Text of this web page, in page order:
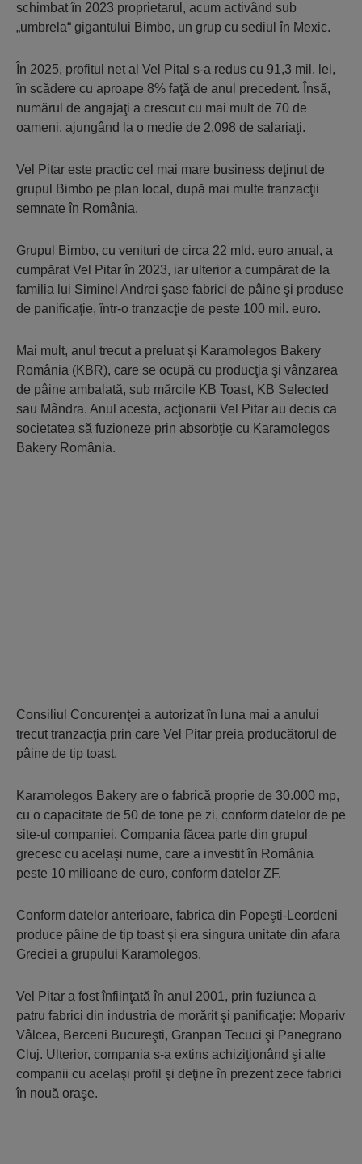
schimbat în 2023 proprietarul, acum activând sub
„umbrela“ gigantului Bimbo, un grup cu sediul în Mexic.
În 2025, profitul net al Vel Pital s-a redus cu 91,3 mil. lei,
în scădere cu aproape 8% faţă de anul precedent. Însă,
numărul de angajaţi a crescut cu mai mult de 70 de
oameni, ajungând la o medie de 2.098 de salariaţi.
Vel Pitar este practic cel mai mare business deţinut de
grupul Bimbo pe plan local, după mai multe tranzacţii
semnate în România.
Grupul Bimbo, cu venituri de circa 22 mld. euro anual, a
cumpărat Vel Pitar în 2023, iar ulterior a cumpărat de la
familia lui Siminel Andrei şase fabrici de pâine şi produse
de panificaţie, într-o tranzacţie de peste 100 mil. euro.
Mai mult, anul trecut a preluat şi Karamolegos Bakery
România (KBR), care se ocupă cu producţia şi vânzarea
de pâine ambalată, sub mărcile KB Toast, KB Selected
sau Mândra. Anul acesta, acţionarii Vel Pitar au decis ca
societatea să fuzioneze prin absorbţie cu Karamolegos
Bakery România.
Consiliul Concurenţei a autorizat în luna mai a anului
trecut tranzacţia prin care Vel Pitar preia producătorul de
pâine de tip toast.
Karamolegos Bakery are o fabrică proprie de 30.000 mp,
cu o capacitate de 50 de tone pe zi, conform datelor de pe
site-ul companiei. Compania făcea parte din grupul
grecesc cu acelaşi nume, care a investit în România
peste 10 milioane de euro, conform datelor ZF.
Conform datelor anterioare, fabrica din Popeşti-Leordeni
produce pâine de tip toast şi era singura unitate din afara
Greciei a grupului Karamolegos.
Vel Pitar a fost înfiinţată în anul 2001, prin fuziunea a
patru fabrici din industria de morărit şi panificaţie: Mopariv
Vâlcea, Berceni Bucureşti, Granpan Tecuci şi Panegrano
Cluj. Ulterior, compania s-a extins achiziţionând şi alte
companii cu acelaşi profil şi deţine în prezent zece fabrici
în nouă oraşe.